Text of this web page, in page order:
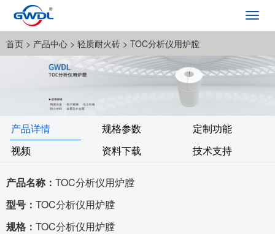
首页 > 产品中心 > 轻质耐火砖 > TOC分析仪用炉膛
产品详情 规格参数
定制功能
视频
资料下载 技术支持
产品名称： TOC分析仪用炉膛
型号： TOC分析仪用炉膛
规格： TOC分析仪用炉膛